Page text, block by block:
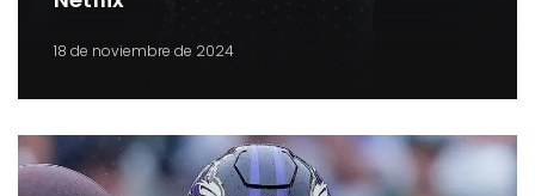
18 de noviembre de 2024